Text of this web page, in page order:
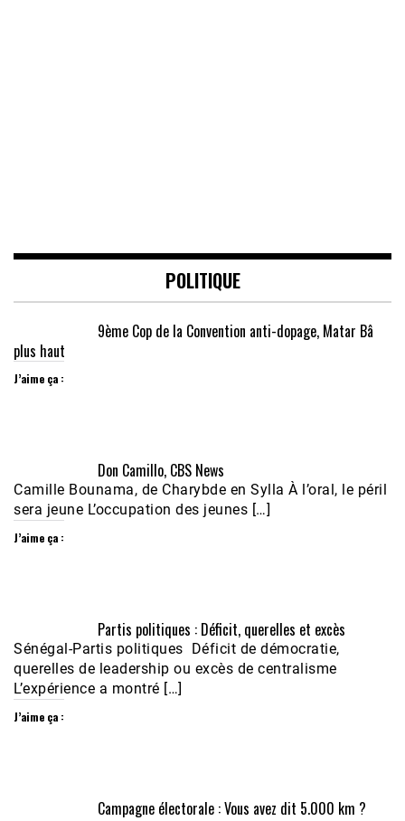
POLITIQUE
9ème Cop de la Convention anti-dopage, Matar Bâ
plus haut
J’aime ça :
Don Camillo, CBS News
Camille Bounama, de Charybde en Sylla À l’oral, le péril
sera jeune L’occupation des jeunes […]
J’aime ça :
Partis politiques : Déficit, querelles et excès
Sénégal-Partis politiques Déficit de démocratie,
querelles de leadership ou excès de centralisme
L’expérience a montré […]
J’aime ça :
Campagne électorale : Vous avez dit 5.000 km ?